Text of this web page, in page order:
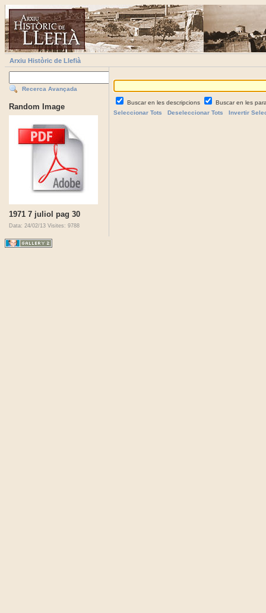
Arxiu Històric de Llefià
Recerca Avançada
Random Image
1971 7 juliol pag 30
Data: 24/02/13 Visites: 9788
Buscar en les descripcions
Buscar en les
Seleccionar Tots
Deseleccionar Tots Invertir